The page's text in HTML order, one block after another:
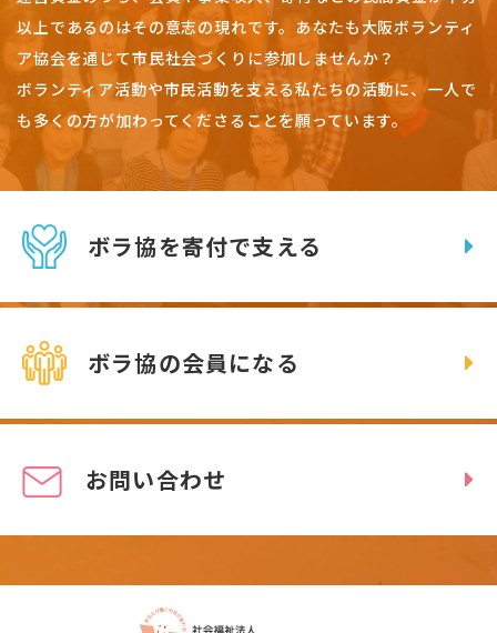
以上であるのはその意志の現れです。 あなたも大阪ボランティ
ア協会を通じて市民社会づくりに参加しませんか？
ボランティア活動や市民活動を支える私たちの活動に、一人で
も多くの方が加わってくださることを願っています。
ボラ協を寄付で支える
ボラ協の会員になる
お問い合わせ